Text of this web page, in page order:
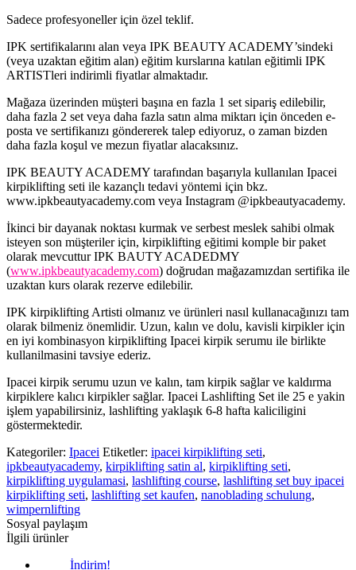
Sadece profesyoneller için özel teklif.
IPK sertifikalarını alan veya IPK BEAUTY ACADEMY’sindeki
(veya uzaktan eğitim alan) eğitim kurslarına katılan eğitimli IPK
ARTISTleri indirimli fiyatlar almaktadır.
Mağaza üzerinden müşteri başına en fazla 1 set sipariş edilebilir,
daha fazla 2 set veya daha fazla satın alma miktarı için önceden e-
posta ve sertifikanızı göndererek talep ediyoruz, o zaman bizden
daha fazla koşul ve mezun fiyatlar alacaksınız.
IPK BEAUTY ACADEMY tarafından başarıyla kullanılan Ipacei
kirpiklifting seti ile kazançlı tedavi yöntemi için bkz.
www.ipkbeautyacademy.com veya Instagram @ipkbeautyacademy.
İkinci bir dayanak noktası kurmak ve serbest meslek sahibi olmak
isteyen son müşteriler için, kirpiklifting eğitimi komple bir paket
olarak mevcuttur IPK BAUTY ACADEDMY
(www.ipkbeautyacademy.com) doğrudan mağazamızdan sertifika ile
uzaktan kurs olarak rezerve edilebilir.
IPK kirpiklifting Artisti olmanız ve ürünleri nasıl kullanacağınızı tam
olarak bilmeniz önemlidir. Uzun, kalın ve dolu, kavisli kirpikler için
en iyi kombinasyon kirpiklifting Ipacei kirpik serumu ile birlikte
kullanilmasini tavsiye ederiz.
Ipacei kirpik serumu uzun ve kalın, tam kirpik sağlar ve kaldırma
kirpiklere kalıcı kirpikler sağlar. Ipacei Lashlifting Set ile 25 e yakin
işlem yapabilirsiniz, lashlifting yaklaşık 6-8 hafta kaliciligini
göstermektedir.
Kategoriler: Ipacei Etiketler: ipacei kirpiklifting seti,
ipkbeautyacademy, kirpiklifting satin al, kirpiklifting seti,
kirpiklifting uygulamasi, lashlifting course, lashlifting set buy ipacei
kirpiklifting seti, lashlifting set kaufen, nanoblading schulung,
wimpernlifting
Sosyal paylaşım
İlgili ürünler
İndirim!